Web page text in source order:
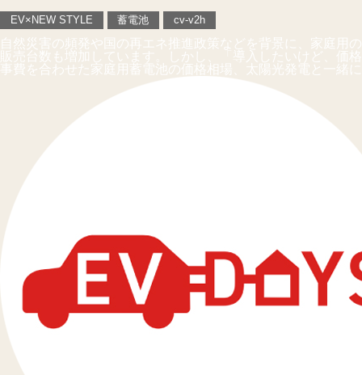
EV×NEW STYLE 蓄電池 cv-v2h
自然災害の頻発や国の再エネ推進政策などを背景に、家庭用
販売台数も増加しています。しかし、「導入したいけど、
事費を合わせた家庭用蓄電池の価格相場、太陽光発電と一緒